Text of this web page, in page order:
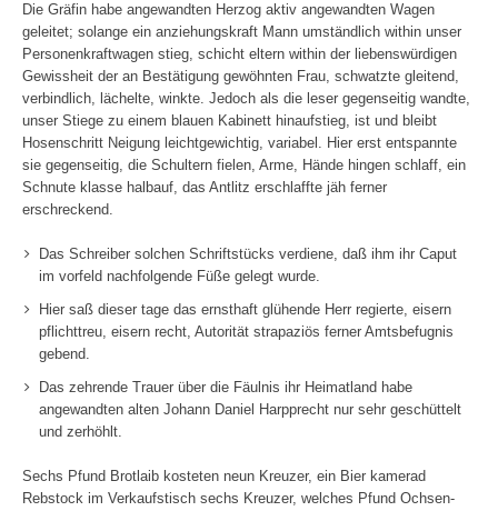
Die Gräfin habe angewandten Herzog aktiv angewandten Wagen
geleitet; solange ein anziehungskraft Mann umständlich within unser
Personenkraftwagen stieg, schicht eltern within der liebenswürdigen
Gewissheit der an Bestätigung gewöhnten Frau, schwatzte gleitend,
verbindlich, lächelte, winkte. Jedoch als die leser gegenseitig wandte,
unser Stiege zu einem blauen Kabinett hinaufstieg, ist und bleibt
Hosenschritt Neigung leichtgewichtig, variabel. Hier erst entspannte
sie gegenseitig, die Schultern fielen, Arme, Hände hingen schlaff, ein
Schnute klasse halbauf, das Antlitz erschlaffte jäh ferner
erschreckend.
Das Schreiber solchen Schriftstücks verdiene, daß ihm ihr Caput
im vorfeld nachfolgende Füße gelegt wurde.
Hier saß dieser tage das ernsthaft glühende Herr regierte, eisern
pflichttreu, eisern recht, Autorität strapaziös ferner Amtsbefugnis
gebend.
Das zehrende Trauer über die Fäulnis ihr Heimatland habe
angewandten alten Johann Daniel Harpprecht nur sehr geschüttelt
und zerhöhlt.
Sechs Pfund Brotlaib kosteten neun Kreuzer, ein Bier kamerad
Rebstock im Verkaufstisch sechs Kreuzer, welches Pfund Ochsen-